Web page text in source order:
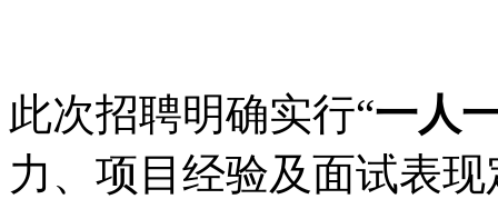
此次招聘明确实行“一人
力、项目经验及面试表